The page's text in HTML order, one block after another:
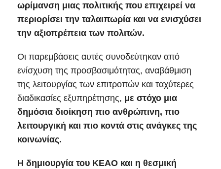
ωρίμανση μιας πολιτικής που επιχειρεί να
περιορίσει την ταλαιπωρία και να ενισχύσει
την αξιοπρέπεια των πολιτών.
Οι παρεμβάσεις αυτές συνοδεύτηκαν από
ενίσχυση της προσβασιμότητας, αναβάθμιση
της λειτουργίας των επιτροπών και ταχύτερες
διαδικασίες εξυπηρέτησης, με στόχο μια
δημόσια διοίκηση πιο ανθρώπινη, πιο
λειτουργική και πιο κοντά στις ανάγκες της
κοινωνίας.
Η δημιουργία του ΚΕΑΟ και η θεσμική